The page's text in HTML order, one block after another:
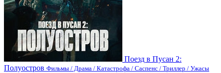
Поезд в Пусан 2:
Полуостров Фильмы / Драма / Катастрофа / Саспенс / Триллер / Ужасы